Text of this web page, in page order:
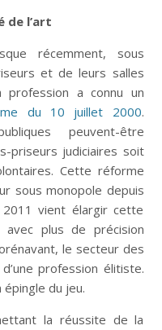
de l’art
récemment, sous
et de leurs salles
profession a connu un
du 10 juillet 2000.
peuvent-être
priseurs judiciaires soit
Cette réforme
sous monopole depuis
vient élargir cette
plus de précision
le secteur des
profession élitiste.
du jeu.
la réussite de la